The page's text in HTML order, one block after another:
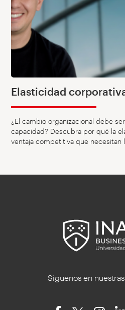
Elasticidad
¿El cambio organizacional debe
capacidad? Descubra por qué la
ventaja competitiva que necesitan
Síguenos en